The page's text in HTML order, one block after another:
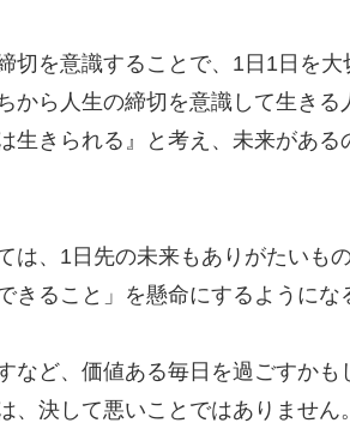
切を意識することで、1日1日を
から人生の締切を意識して生きる
生きられる』と考え、未来がある
は、1日先の未来もありがたいも
きること」を懸命にするようにな
など、価値ある毎日を過ごすかも
、決して悪いことではありませ